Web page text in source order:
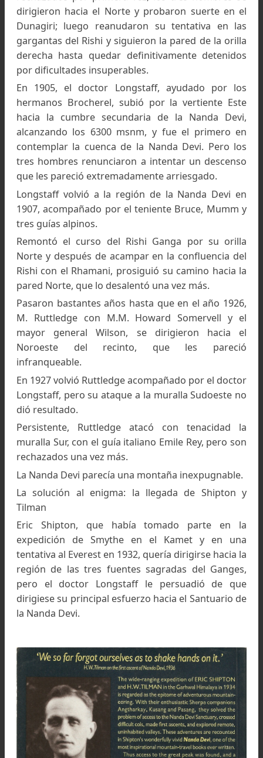
montañosas que protegen el “Santuario” a
altura inferior a cuatro mil metros, después
haber drenado todas las aguas glaciares
cuenca.
Buscando el camino de acceso
El hombre intentó varias veces remontar
gargantas del Rishi antes de conseguirlo,
entre las paredes septentrionales y las del Sur,
hallar de momento ningún camino.
“ Durante cincuenta años – escribe Tilman, uno
los vencedores de la montaña -, el problema
atraía la atención de muchos expertos alpinistas
era saber cómo escalar la montaña, sino
alcanzarla.”
La primera tentativa tuvo lugar en 1883
W.W. Graham, con sus guías suizos,
Kaufmann, intentó remontar las gargantas
Rishi Nala al Oeste del recinto. Después de
rechazados por primera vez, los tres hombres
dirigieron hacia el Norte y probaron suerte
Dunagiri; luego reanudaron su tentativa en
gargantas del Rishi y siguieron la pared de la
derecha hasta quedar definitivamente
por dificultades insuperables.
En 1905, el doctor Longstaff, ayudado por
hermanos Brocherel, subió por la vertiente
hacia la cumbre secundaria de la Nanda
alcanzando los 6300 msnm, y fue el primero
contemplar la cuenca de la Nanda Devi. Pero
tres hombres renunciaron a intentar un
que les pareció extremadamente arriesgado.
Longstaff volvió a la región de la Nanda Devi
1907, acompañado por el teniente Bruce,
tres guías alpinos.
Remontó el curso del Rishi Ganga por su
Norte y después de acampar en la confluencia
pared Norte, que lo desalentó una vez más.
Pasaron bastantes años hasta que en el año
M. Ruttledge con M.M. Howard Somervell
mayor general Wilson, se dirigieron
Noroeste del recinto, que les
infranqueable.
En 1927 volvió Ruttledge acompañado por el